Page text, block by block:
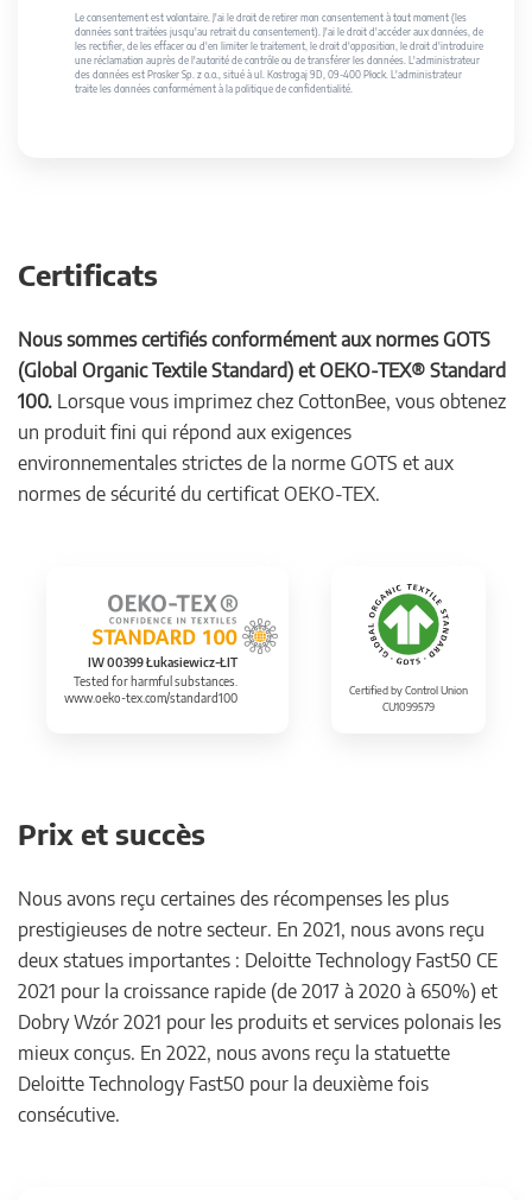
Le consentement est volontaire. J'ai le droit de retirer mon consentement à tout moment (les
données sont traitées jusqu'au retrait du consentement). J'ai le droit d'accéder aux données, de
les rectifier, de les effacer ou d'en limiter le traitement, le droit d'opposition, le droit d'introduire
une réclamation auprès de l'autorité de contrôle ou de transférer les données. L'administrateur
des données est Prosker Sp. z o.o., situé à ul. Kostrogaj 9D, 09-400 Płock. L'administrateur
traite les données conformément à la politique de confidentialité.
Certificats
Nous sommes certifiés conformément aux normes GOTS
(Global Organic Textile Standard) et OEKO-TEX® Standard
100. Lorsque vous imprimez chez CottonBee, vous obtenez
un produit fini qui répond aux exigences
environnementales strictes de la norme GOTS et aux
normes de sécurité du certificat OEKO-TEX.
IW 00399 Łukasiewicz-ŁIT
Tested for harmful substances.
www.oeko-tex.com/standard100
Certified by Control Union
CU1099579
Prix et succès
Nous avons reçu certaines des récompenses les plus
prestigieuses de notre secteur. En 2021, nous avons reçu
deux statues importantes : Deloitte Technology Fast50 CE
2021 pour la croissance rapide (de 2017 à 2020 à 650%) et
Dobry Wzór 2021 pour les produits et services polonais les
mieux conçus. En 2022, nous avons reçu la statuette
Deloitte Technology Fast50 pour la deuxième fois
consécutive.